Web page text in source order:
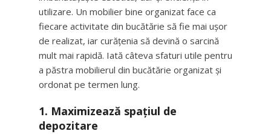
utilizare. Un mobilier bine organizat face ca
fiecare activitate din bucătărie să fie mai ușor
de realizat, iar curățenia să devină o sarcină
mult mai rapidă. Iată câteva sfaturi utile pentru
a păstra mobilierul din bucătărie organizat și
ordonat pe termen lung.
1. Maximizează spațiul de
depozitare